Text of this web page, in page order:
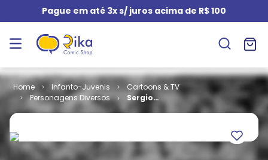
Pague em até 3x s/ juros acima de R$ 100
Infanto-Juvenis
Cartoons & TV
Personagens Diversos
Sergio